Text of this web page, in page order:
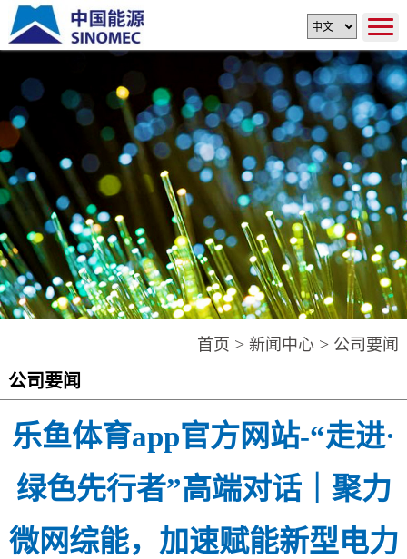
首页 >新闻中心 > 公司要闻
公司要闻
乐鱼体育app官方网站-“走进·
绿色先行者”高端对话｜聚力
微网综能，加速赋能新型电力